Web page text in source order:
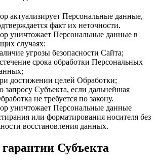
актуализирует Персональные данные,
факт их неточности.
уничтожает Персональные данные в
случаях:
угрозы безопасности Сайта;
срока обработки Персональных
достижении целей Обработки;
запросу Субъекта, если дальнейшая
не требуется по закону.
уничтожает Персональные данные
или форматирования носителя без
восстановления данных.
Субъекта